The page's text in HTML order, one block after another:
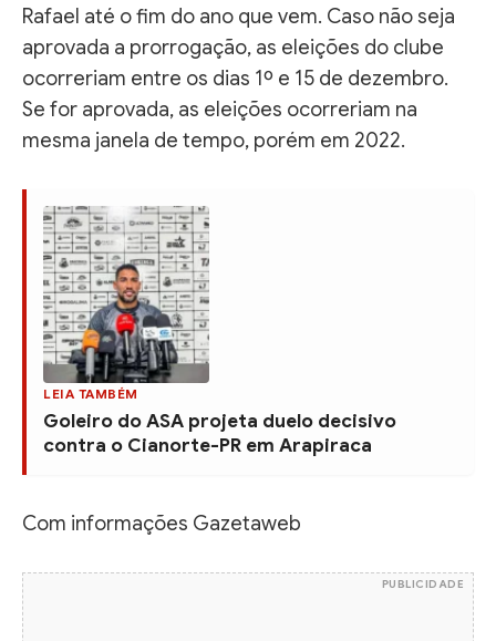
Rafael até o fim do ano que vem. Caso não seja
aprovada a prorrogação, as eleições do clube
ocorreriam entre os dias 1º e 15 de dezembro.
Se for aprovada, as eleições ocorreriam na
mesma janela de tempo, porém em 2022.
LEIA TAMBÉM
Goleiro do ASA projeta duelo decisivo
contra o Cianorte-PR em Arapiraca
Com informações Gazetaweb
PUBLICIDADE